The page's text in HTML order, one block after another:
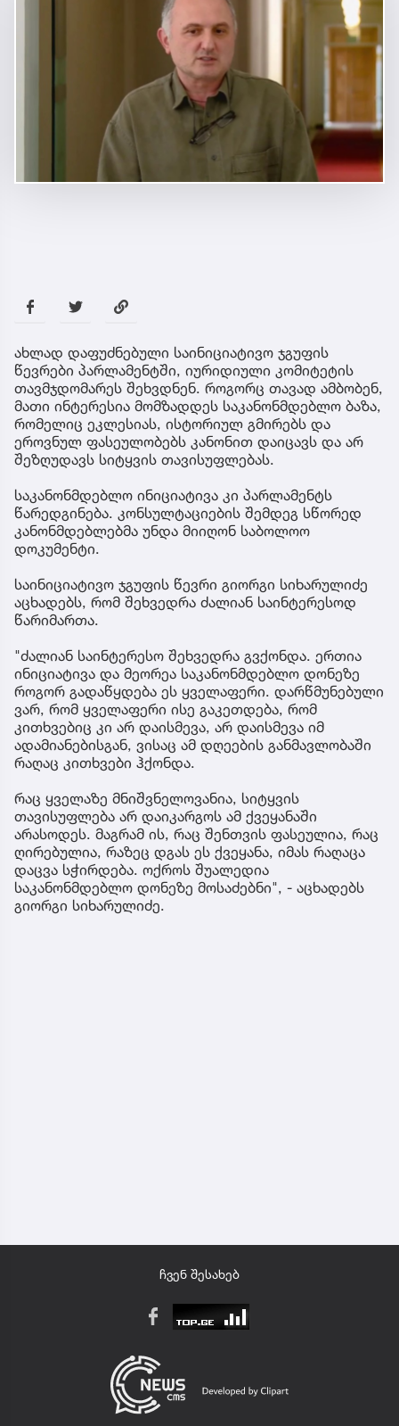
ახლად დაფუძნებული საინიციატივო ჯგუფის
წევრები პარლამენტში, იურიდიული კომიტეტის
თავმჯდომარეს შეხვდნენ. როგორც თავად ამბობენ,
მათი ინტერესია მომზადდეს საკანონმდებლო ბაზა,
რომელიც ეკლესიას, ისტორიულ გმირებს და
ეროვნულ ფასეულობებს კანონით დაიცავს და არ
შეზღუდავს სიტყვის თავისუფლებას.
საკანონმდებლო ინიციატივა კი პარლამენტს
წარედგინება. კონსულტაციების შემდეგ სწორედ
კანონმდებლებმა უნდა მიიღონ საბოლოო
დოკუმენტი.
საინიციატივო ჯგუფის წევრი გიორგი სიხარულიძე
აცხადებს, რომ შეხვედრა ძალიან საინტერესოდ
წარიმართა.
"ძალიან საინტერესო შეხვედრა გვქონდა. ერთია
ინიციატივა და მეორეა საკანონმდებლო დონეზე
როგორ გადაწყდება ეს ყველაფერი. დარწმუნებული
ვარ, რომ ყველაფერი ისე გაკეთდება, რომ
კითხვებიც კი არ დაისმევა, არ დაისმევა იმ
ადამიანებისგან, ვისაც ამ დღეების განმავლობაში
რაღაც კითხვები ჰქონდა.
რაც ყველაზე მნიშვნელოვანია, სიტყვის
თავისუფლება არ დაიკარგოს ამ ქვეყანაში
არასოდეს. მაგრამ ის, რაც შენთვის ფასეულია, რაც
ღირებულია, რაზეც დგას ეს ქვეყანა, იმას რაღაცა
დაცვა სჭირდება. ოქროს შუალედია
საკანონმდებლო დონეზე მოსაძებნი", - აცხადებს
გიორგი სიხარულიძე.
ჩვენ შესახებ